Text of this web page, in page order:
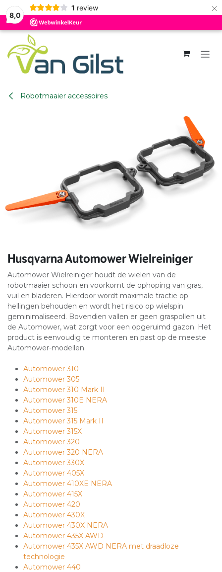
8,0
1 review ×
Overslaan naar inhoud
Robotmaaier accessoires
Husqvarna Automower Wielreiniger
Automower Wielreiniger houdt de wielen van de
robotmaaier schoon en voorkomt de ophoping van gras,
vuil en bladeren. Hierdoor wordt maximale tractie op
hellingen behouden en wordt het risico op wielspin
geminimaliseerd. Bovendien vallen er geen graspollen uit
de Automower, wat zorgt voor een opgeruimd gazon. Het
product is eenvoudig te monteren en past op de meeste
Automower-modellen.
Automower 310
Automower 305
Automower 310 Mark II
Automower 310E NERA
Automower 315
Automower 315 Mark II
Automower 315X
Automower 320
Automower 320 NERA
Automower 330X
Automower 405X
Automower 410XE NERA
Automower 415X
Automower 420
Automower 430X
Automower 430X NERA
Automower 435X AWD
Automower 435X AWD NERA met draadloze
technologie
Automower 440